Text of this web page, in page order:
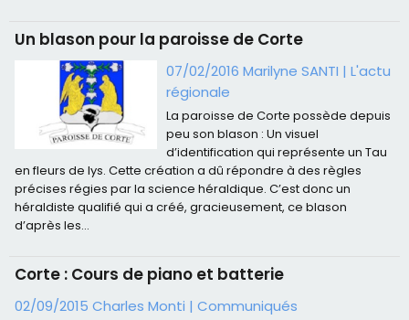
Un blason pour la paroisse de Corte
07/02/2016 Marilyne SANTI |L'actu
régionale
La paroisse de Corte possède depuis
peu son blason : Un visuel
d’identification qui représente un Tau
en fleurs de lys. Cette création a dû répondre à des règles
précises régies par la science héraldique. C’est donc un
héraldiste qualifié qui a créé, gracieusement, ce blason
d’après les...
Corte : Cours de piano et batterie
02/09/2015 Charles Monti | Communiqués